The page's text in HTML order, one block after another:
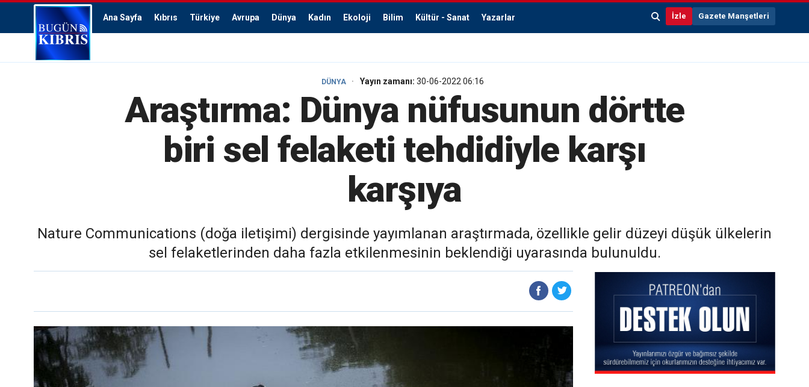
Ana Sayfa Kıbrıs Türkiye Avrupa Dünya Kadın Ekoloji Bilim Kültür - Sanat Yazarlar İzle Gazete Manşetleri
DÜNYA Yayın zamanı: 30-06-2022 06:16
Araştırma: Dünya nüfusunun dörtte
biri sel felaketi tehdidiyle karşı
karşıya
Nature Communications (doğa iletişimi) dergisinde yayımlanan araştırmada, özellikle gelir düzeyi düşük ülkelerin
sel felaketlerinden daha fazla etkilenmesinin beklendiği uyarasında bulunuldu.